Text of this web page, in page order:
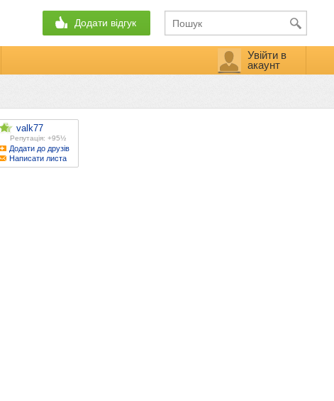
Додати відгук
Увійти в
акаунт
valk77
Репутація: +95½
Додати до друзів
Написати листа